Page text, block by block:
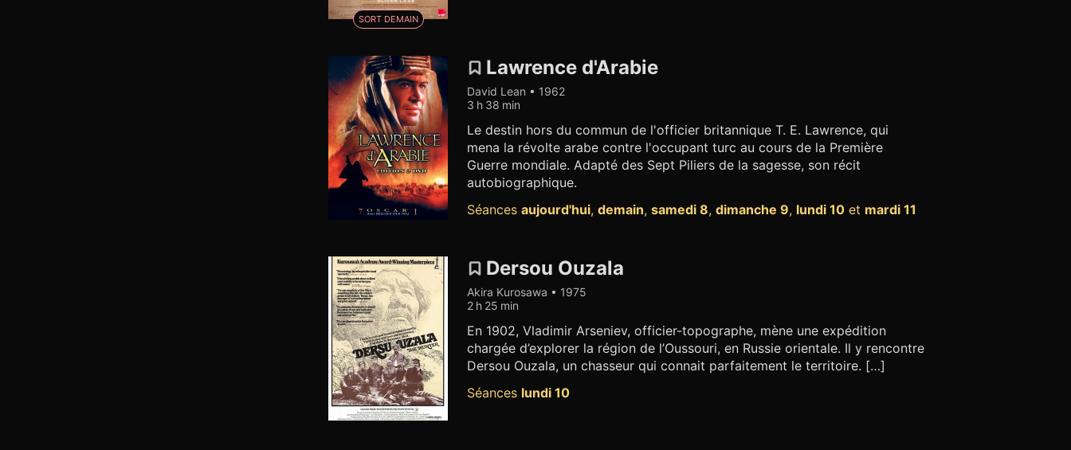
SORT DEMAIN
Lawrence d'Arabie
David Lean • 1962
3 h 38 min
Le destin hors du commun de l'officier britannique T. E. Lawrence, qui
mena la révolte arabe contre l'occupant turc au cours de la Première
Guerre mondiale. Adapté des Sept Piliers de la sagesse, son récit
autobiographique.
Séances aujourd'hui, demain, samedi 8, dimanche 9, lundi 10 et mardi 11
Dersou Ouzala
Akira Kurosawa • 1975
2 h 25 min
En 1902, Vladimir Arseniev, officier-topographe, mène une expédition
chargée d’explorer la région de l’Oussouri, en Russie orientale. Il y rencontre
Dersou Ouzala, un chasseur qui connait parfaitement le territoire. […]
Séances lundi 10